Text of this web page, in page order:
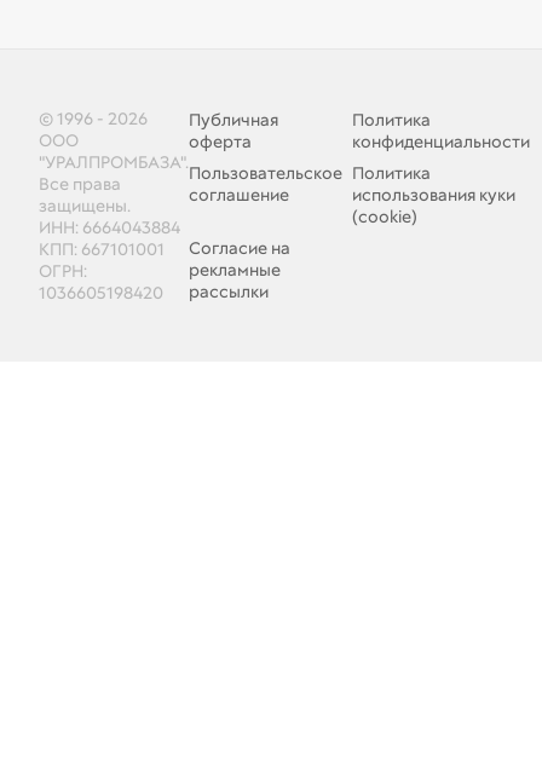
© 1996 - 2026
ООО
"УРАЛПРОМБАЗА".
Все права
защищены.
ИНН: 6664043884
КПП: 667101001
ОГРН:
1036605198420
Публичная
оферта
Политика
конфиденциальности
Пользовательское
соглашение
Политика
использования куки
(cookie)
Согласие на
рекламные
рассылки